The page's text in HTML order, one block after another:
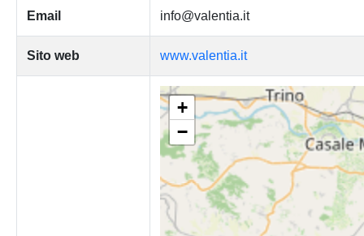
Email info@valentia.it
Sito web www.valentia.it
+
−